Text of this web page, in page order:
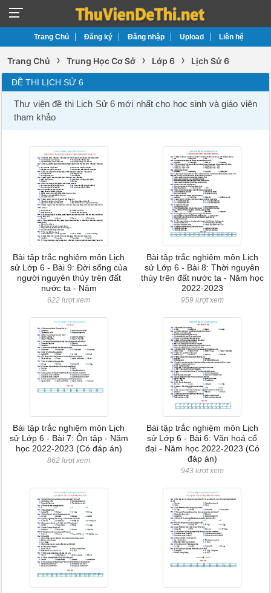
Trang Chủ Đăng ký Đăng nhập Upload Liên hệ
Trang Chủ › Trung Học Cơ Sở › Lớp 6 › Lịch Sử 6
ĐỀ THI LỊCH SỬ 6
Thư viện đề thi Lịch Sử 6 mới nhất cho học sinh và giáo viên
tham khảo
Bài tập trắc nghiệm môn Lịch
sử Lớp 6 - Bài 9: Đời sống của
người nguyên thủy trên đất
nước ta - Năm
622 lượt xem
Bài tập trắc nghiệm môn Lịch
sử Lớp 6 - Bài 8: Thời nguyên
thủy trên đất nước ta - Năm học
2022-2023
959 lượt xem
Bài tập trắc nghiệm môn Lịch
sử Lớp 6 - Bài 7: Ôn tập - Năm
học 2022-2023 (Có đáp án)
862 lượt xem
Bài tập trắc nghiệm môn Lịch
sử Lớp 6 - Bài 6: Văn hoá cổ
đại - Năm học 2022-2023 (Có
đáp án)
943 lượt xem